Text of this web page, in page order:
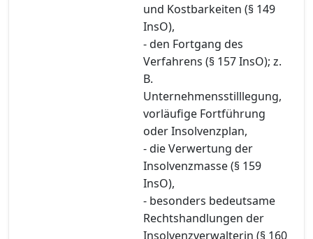
und Kostbarkeiten (§ 149
InsO),
- den Fortgang des
Verfahrens (§ 157 InsO); z.
B.
Unternehmensstilllegung,
vorläufige Fortführung
oder Insolvenzplan,
- die Verwertung der
Insolvenzmasse (§ 159
InsO),
- besonders bedeutsame
Rechtshandlungen der
Insolvenzverwalterin (§ 160